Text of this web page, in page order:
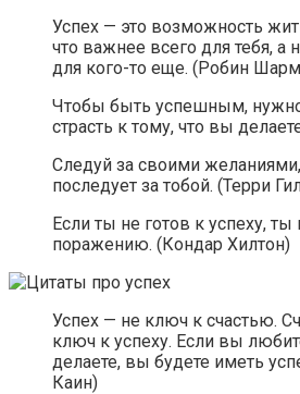
Успех — это возможность
что важнее всего для тебя, а
для кого-то еще. (Робин
Чтобы быть успешным,
страсть к тому, что вы
Следуй за своими
последует за тобой. (Терри
Если ты не готов к успеху, ты
поражению. (Кондар Хилтон)
Успех — не ключ к счастью.
ключ к успеху. Если вы
делаете, вы будете иметь
Каин)